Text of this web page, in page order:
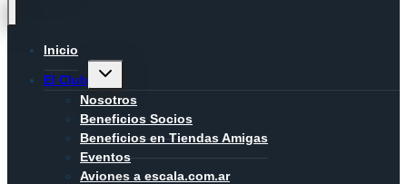
Inicio
El Club
Alternar
menú
hijo
Nosotros
Beneficios Socios
Beneficios en Tiendas Amigas
Eventos
Aviones a escala.com.ar